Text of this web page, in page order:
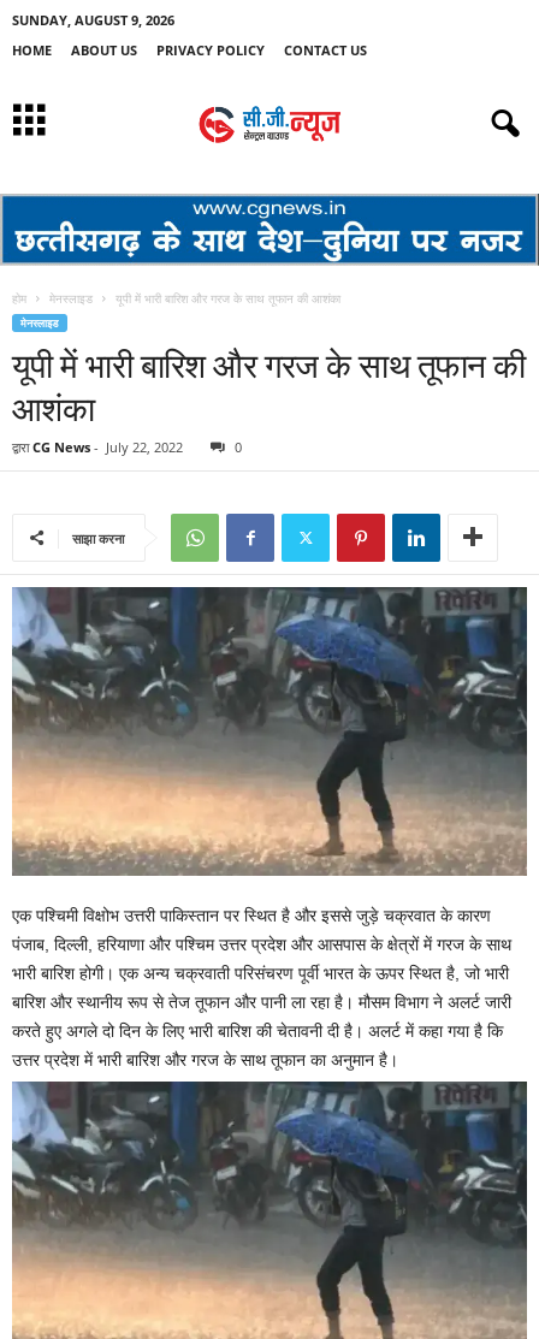
SUNDAY, AUGUST 9, 2026
HOME
ABOUT US PRIVACY POLICY CONTACT US
होम मेनस्लाइड यूपी में भारी बारिश और गरज के साथ तूफान की आशंका
मेनस्लाइड
यूपी में भारी बारिश और गरज के साथ तूफान की
आशंका
द्वारा CG News - July 22, 2022 0
साझा करना
एक पश्चिमी विक्षोभ उत्तरी पाकिस्तान पर स्थित है और इससे जुड़े चक्रवात के कारण
पंजाब, दिल्ली, हरियाणा और पश्चिम उत्तर प्रदेश और आसपास के क्षेत्रों में गरज के साथ
भारी बारिश होगी। एक अन्य चक्रवाती परिसंचरण पूर्वी भारत के ऊपर स्थित है, जो भारी
बारिश और स्थानीय रूप से तेज तूफान और पानी ला रहा है। मौसम विभाग ने अलर्ट जारी
करते हुए अगले दो दिन के लिए भारी बारिश की चेतावनी दी है। अलर्ट में कहा गया है कि
उत्तर प्रदेश में भारी बारिश और गरज के साथ तूफान का अनुमान है।